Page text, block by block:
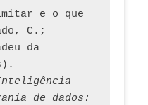
e o que
C.;
da
de dados: